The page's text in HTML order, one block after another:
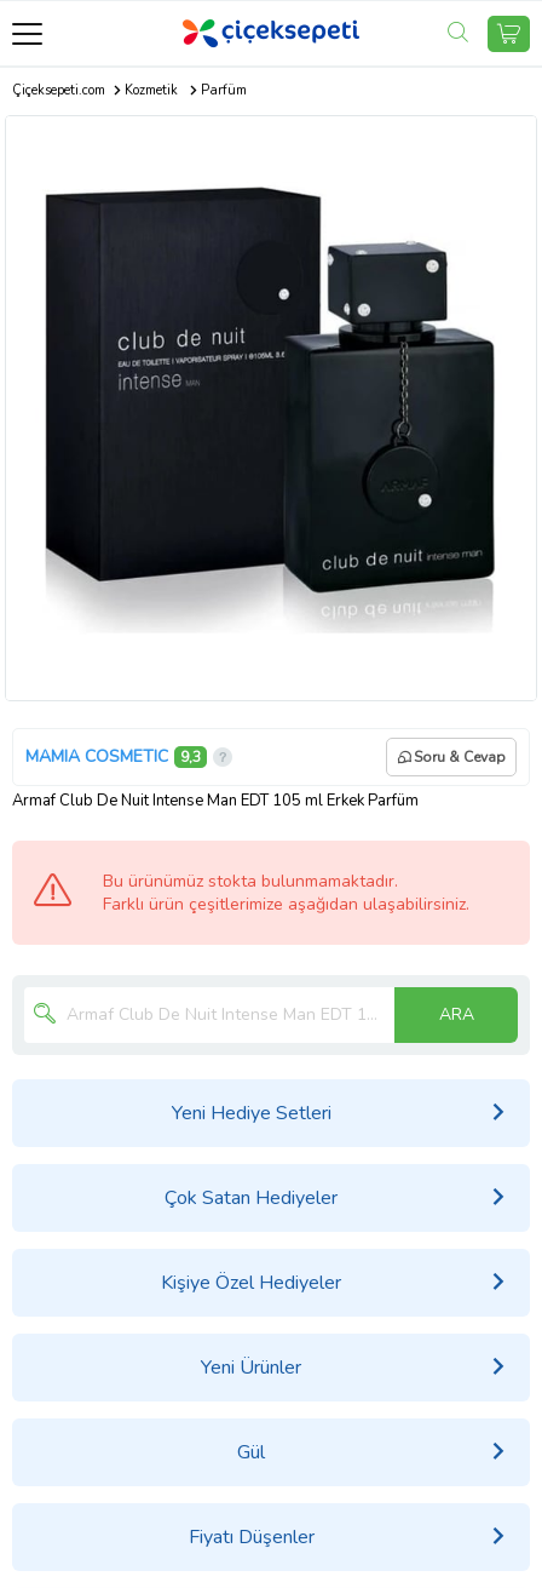
Çiçeksepeti.com Kozmetik Parfüm
MAMIA COSMETIC 9,3 Soru & Cevap
Armaf Club De Nuit Intense Man EDT 105 ml Erkek Parfüm
Bu ürünümüz stokta bulunmamaktadır.
Farklı ürün çeşitlerimize aşağıdan ulaşabilirsiniz.
ARA
Yeni Hediye Setleri
Çok Satan Hediyeler
Kişiye Özel Hediyeler
Yeni Ürünler
Gül
Fiyatı Düşenler